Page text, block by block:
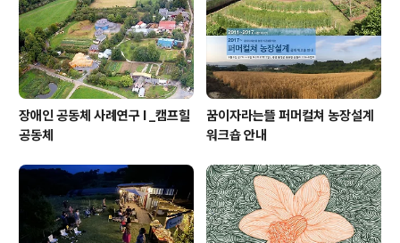
장애인 공동체 사례연구 I _캠프힐
공동체
꿈이자라는뜰 퍼머컬쳐 농장설계
워크숍 안내